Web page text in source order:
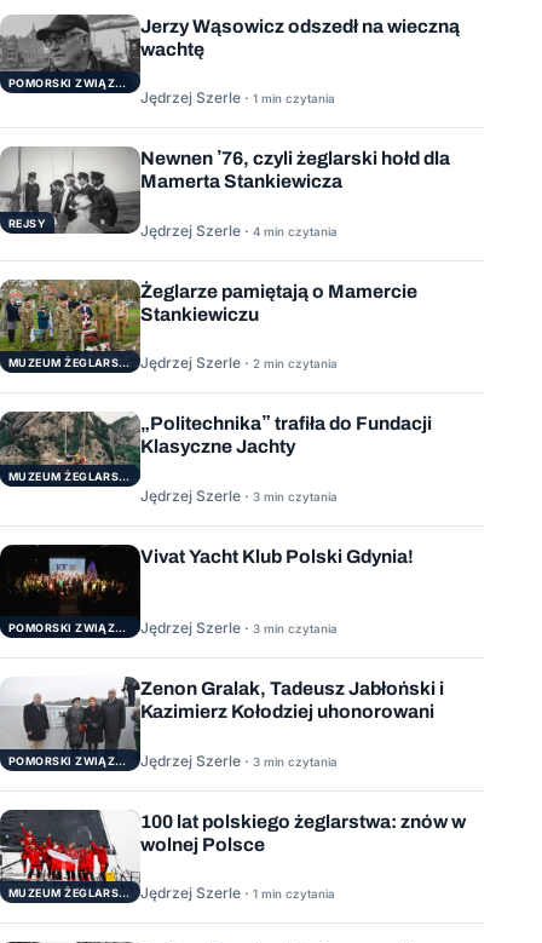
POMORSKI ZWIĄZEK ŻEGLARSKI
Jerzy Wąsowicz odszedł na wieczną
wachtę
Jędrzej Szerle · 1 min czytania
REJSY
Newnen ’76, czyli żeglarski hołd dla
Mamerta Stankiewicza
Jędrzej Szerle · 4 min czytania
MUZEUM ŻEGLARSTWA POMORSKIEGO
Żeglarze pamiętają o Mamercie
Stankiewiczu
Jędrzej Szerle · 2 min czytania
MUZEUM ŻEGLARSTWA POMORSKIEGO
„Politechnika” trafiła do Fundacji
Klasyczne Jachty
Jędrzej Szerle · 3 min czytania
POMORSKI ZWIĄZEK ŻEGLARSKI
Vivat Yacht Klub Polski Gdynia!
Jędrzej Szerle · 3 min czytania
POMORSKI ZWIĄZEK ŻEGLARSKI
Zenon Gralak, Tadeusz Jabłoński i
Kazimierz Kołodziej uhonorowani
Jędrzej Szerle · 3 min czytania
MUZEUM ŻEGLARSTWA POMORSKIEGO
100 lat polskiego żeglarstwa: znów w
wolnej Polsce
Jędrzej Szerle · 1 min czytania